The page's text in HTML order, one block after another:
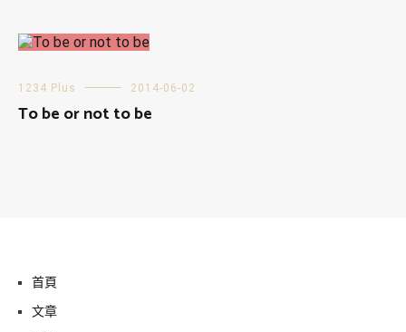
1234 Plus 2014-06-02
To be or not to be
首頁
文章